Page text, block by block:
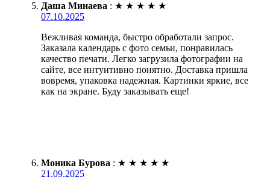
Даша Минаева : ★ ★ ★ ★ ★
07.10.2025
Вежливая команда, быстро обработали запрос.
Заказала календарь с фото семьи, понравилась
качество печати. Легко загрузила фотографии на
сайте, все интуитивно понятно. Доставка пришла
вовремя, упаковка надежная. Картинки яркие, все
как на экране. Буду заказывать еще!
Моника Бурова : ★ ★ ★ ★ ★
21.09.2025